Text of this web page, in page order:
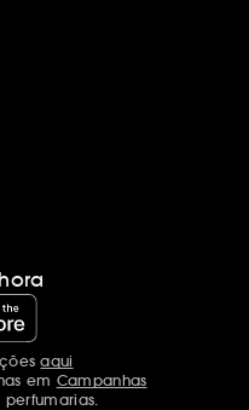
aqui
em Campanhas